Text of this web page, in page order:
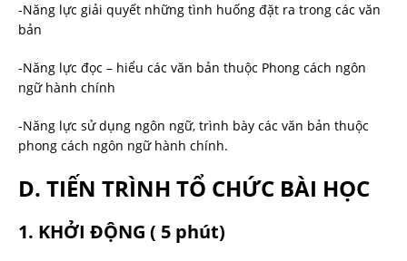
-Năng lực giải quyết những tình huống đặt ra trong các văn
bản
-Năng lực đọc – hiểu các văn bản thuộc Phong cách ngôn
ngữ hành chính
-Năng lực sử dụng ngôn ngữ, trình bày các văn bản thuộc
phong cách ngôn ngữ hành chính.
D. TIẾN TRÌNH TỔ CHỨC BÀI HỌC
1. KHỞI ĐỘNG ( 5 phút)